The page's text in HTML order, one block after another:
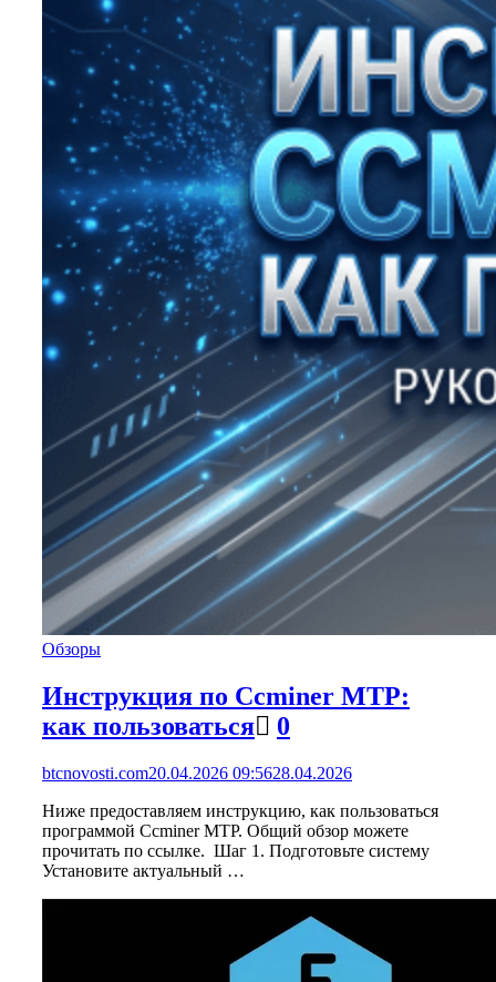
Обзоры
Инструкция по Ccminer MTP:
как пользоваться
0
btcnovosti.com20.04.2026 09:5628.04.2026
Ниже предоставляем инструкцию, как пользоваться
программой Ccminer MTP. Общий обзор можете
прочитать по ссылке. Шаг 1. Подготовьте систему
Установите актуальный …